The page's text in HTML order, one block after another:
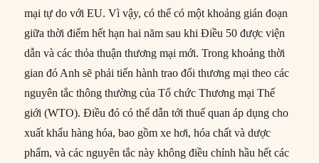
mại tự do với EU. Vì vậy, có thể có một khoảng gián đoạn
giữa thời điểm hết hạn hai năm sau khi Điều 50 được viện
dẫn và các thỏa thuận thương mại mới. Trong khoảng thời
gian đó Anh sẽ phải tiến hành trao đổi thương mại theo các
nguyên tắc thông thường của Tổ chức Thương mại Thế
giới (WTO). Điều đó có thể dẫn tới thuế quan áp dụng cho
xuất khẩu hàng hóa, bao gồm xe hơi, hóa chất và dược
phẩm, và các nguyên tắc này không điều chỉnh hầu hết các